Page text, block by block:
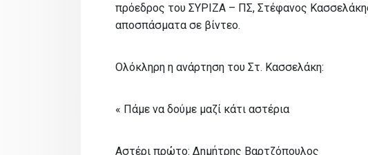
πρόεδρος του ΣΥΡΙΖΑ – ΠΣ, Στέφανος
αποσπάσματα σε βίντεο.
Ολόκληρη η ανάρτηση του Στ. Κασσελάκη:
« Πάμε να δούμε μαζί κάτι αστέρια
Αστέρι πρώτο: Δημήτρης Βαρτζόπουλος